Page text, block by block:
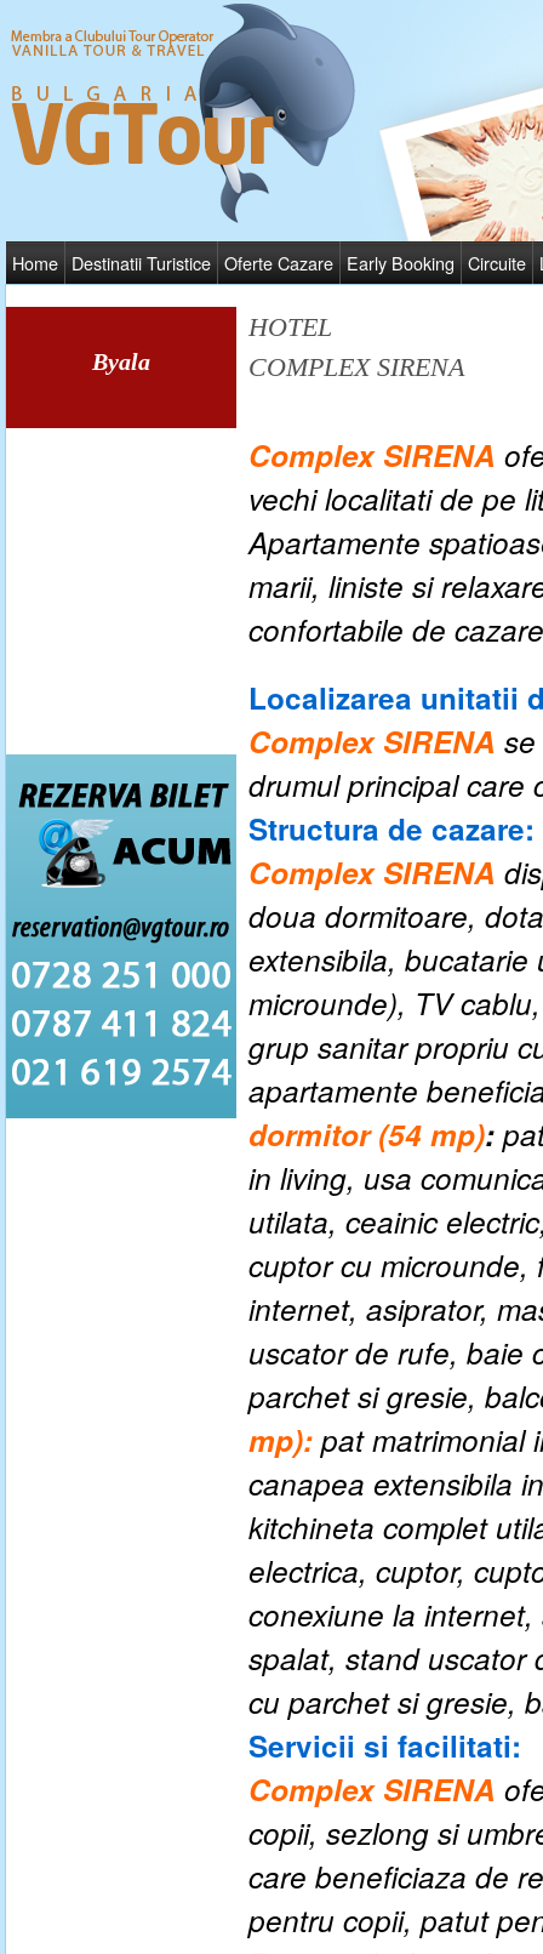
Home Destinatii Turistice Oferte Cazare Early Booking Circuite
Byala
HOTEL
COMPLEX SIRENA
Complex SIRENA
vechi localitati de pe
Apartamente
marii, liniste si
confortabile de
Localizarea unitatii
Complex SIRENA
drumul principal care
Structura de cazare:
Complex SIRENA
doua dormitoare,
extensibila, bucatarie
microunde), TV
grup sanitar propriu
apartamente
dormitor (54 mp):
in living, usa
utilata, ceainic
cuptor cu microunde,
internet, asiprator,
uscator de rufe, baie
parchet si gresie,
mp): pat matrimonial
canapea extensibila
kitchineta complet
electrica, cuptor,
conexiune la
spalat, stand uscator
cu parchet si gresie,
Servicii si facilitati:
Complex SIRENA
copii, sezlong si
care beneficiaza de
pentru copii, patut